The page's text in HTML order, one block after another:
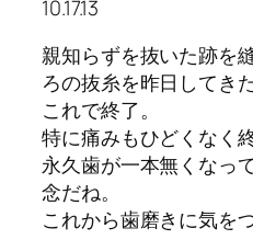
10.17.13
親知らずを抜いた跡を
ろの抜糸を昨日してきた
これで終了。
特に痛みもひどくなく
永久歯が一本無くなっ
念だね。
これから歯磨きに気を